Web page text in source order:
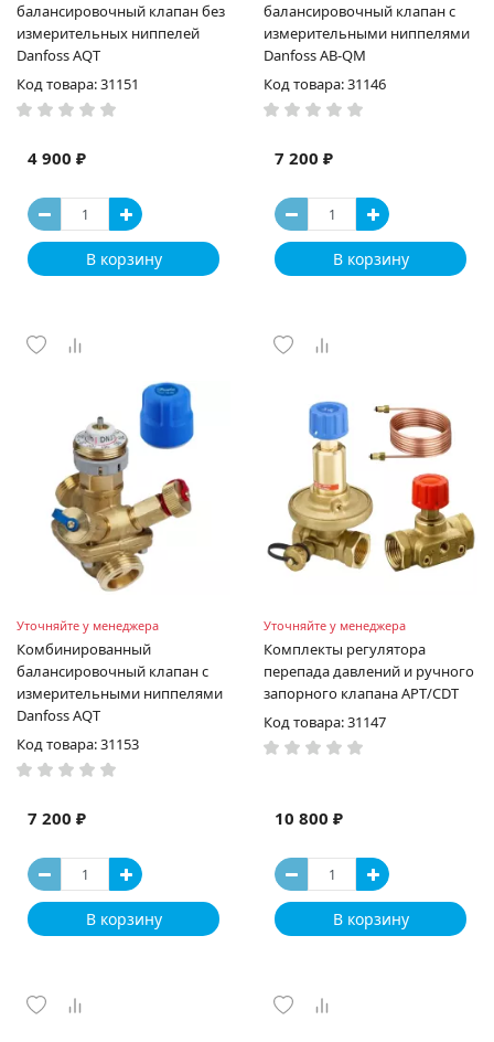
балансировочный клапан без
измерительных ниппелей
Danfoss AQT
Код товара: 31151
4 900 ₽
В корзину
балансировочный клапан с
измерительными ниппелями
Danfoss AB-QM
Код товара: 31146
7 200 ₽
В корзину
Уточняйте у менеджера
Комбинированный
балансировочный клапан с
измерительными ниппелями
Danfoss AQT
Код товара: 31153
7 200 ₽
В корзину
Уточняйте у менеджера
Комплекты регулятора
перепада давлений и ручного
запорного клапана APT/CDT
Код товара: 31147
10 800 ₽
В корзину